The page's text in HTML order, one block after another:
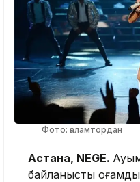
Фото: ғаламтордан
Астана, NEGE.
байланысты қоғамдық